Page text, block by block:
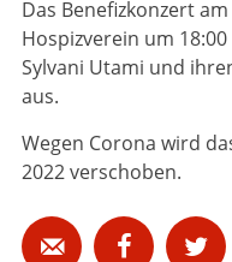
Das Benefizkonzert
Hospizverein um
Sylvani Utami und
aus.
Wegen Corona wird
2022 verschoben.
  